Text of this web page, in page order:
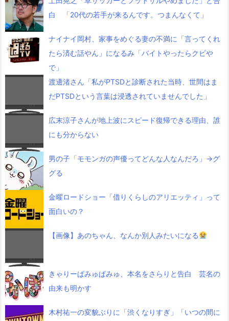
白 「20代の若手が来るんです。つまんなくて」
ナイナイ岡村、家事をめぐる妻の不満に「言ってくれ
たら済む話やん」になるみ「バイトやったらクビや
で」
渡邊渚さん「私がPTSDと診断された当時、世間はま
だPTSDという言葉は浸透されていませんでした」
広末涼子さんが地上波にスピード復帰できる理由、誰
にも分からない
男の子「モモンガの声優ってどんな人なんだろ」→グ
グる
金曜ロードショー「借りくらしのアリエッティ」って
面白いの？
【画像】あのちゃん、なんか別人みたいになる
きゃりーぱみゅぱみゅ、本名をさらりと告白 芸名の
由来も明かす
木村祐一の変貌ぶりに「渋くなりすぎ」「いつの間に